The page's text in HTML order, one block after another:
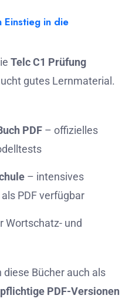
Einstieg in die
Telc C1 Prüfung
gutes Lernmaterial.
PDF – offizielles
– intensives
PDF verfügbar
Wortschatz- und
Bücher auch als
PDF-Versionen